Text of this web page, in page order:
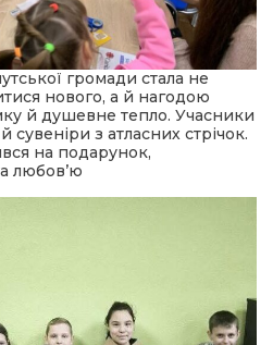
громади стала не
нового, а й нагодою
й душевне тепло. Учасники
сувеніри з атласних стрічок.
на подарунок,
любов’ю